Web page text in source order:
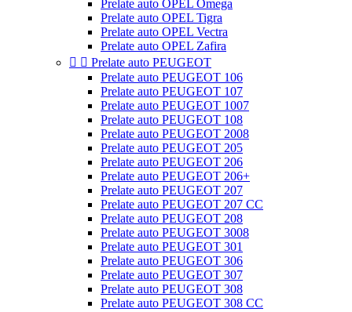
Prelate auto OPEL Omega
Prelate auto OPEL Tigra
Prelate auto OPEL Vectra
Prelate auto OPEL Zafira
  Prelate auto PEUGEOT
Prelate auto PEUGEOT 106
Prelate auto PEUGEOT 107
Prelate auto PEUGEOT 1007
Prelate auto PEUGEOT 108
Prelate auto PEUGEOT 2008
Prelate auto PEUGEOT 205
Prelate auto PEUGEOT 206
Prelate auto PEUGEOT 206+
Prelate auto PEUGEOT 207
Prelate auto PEUGEOT 207 CC
Prelate auto PEUGEOT 208
Prelate auto PEUGEOT 3008
Prelate auto PEUGEOT 301
Prelate auto PEUGEOT 306
Prelate auto PEUGEOT 307
Prelate auto PEUGEOT 308
Prelate auto PEUGEOT 308 CC